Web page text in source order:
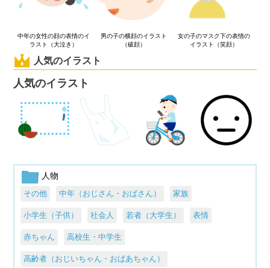
中年の女性の顔の表情のイ
ラスト（大泣き）
男の子の横顔のイラスト
（破顔）
女の子のマスク下の表情の
イラスト（笑顔）
人気のイラスト
人気のイラスト
人物
その他 中年（おじさん・おばさん） 家族
小学生（子供） 社会人 若者（大学生） 表情
赤ちゃん 高校生・中学生
高齢者（おじいちゃん・おばあちゃん）